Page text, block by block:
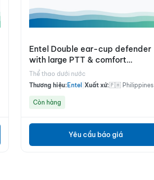
Entel Double ear-cup defender
with large PTT & comfort
headband
Thể thao dưới nước
Thương hiệu: Entel Xuất xứ:🇵🇭 Philippines
Còn hàng
Yêu cầu báo giá